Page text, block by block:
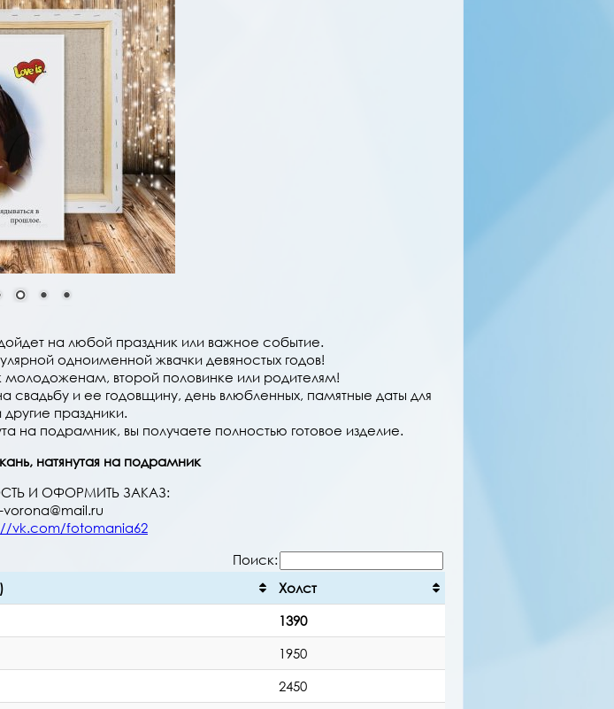
на любой праздник или важное событие.
одноименной жвачки девяностых годов!
второй половинке или родителям!
и ее годовщину, день влюбленных, памятные даты для
праздники.
на подрамник, вы получаете полностью готовое изделие.
натянутая на подрамник
И ОФОРМИТЬ ЗАКАЗ:
vorona@mail.ru
vk.com/fotomania62
Поиск:
Холст
1390
1950
2450